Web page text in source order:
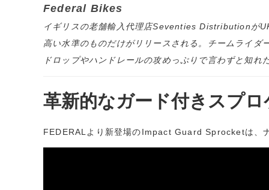
Federal Bikes
イギリスの老舗輸入代理店Seventies Distributionが
高い水準のものだけがリリースされる。チームライ
ドロップやハンドレールの攻めっぷりで言わずと知
革新的なガード付きスプロ
FEDERALより新登場のImpact Guard Sprocketは、